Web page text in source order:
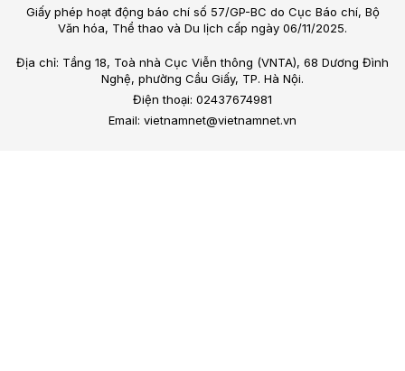
Giấy phép hoạt động báo chí số 57/GP-BC do Cục Báo chí, Bộ
Văn hóa, Thể thao và Du lịch cấp ngày 06/11/2025.
Địa chỉ: Tầng 18, Toà nhà Cục Viễn thông (VNTA), 68 Dương Đình
Nghệ, phường Cầu Giấy, TP. Hà Nội.
Điện thoại: 02437674981
Email: vietnamnet@vietnamnet.vn